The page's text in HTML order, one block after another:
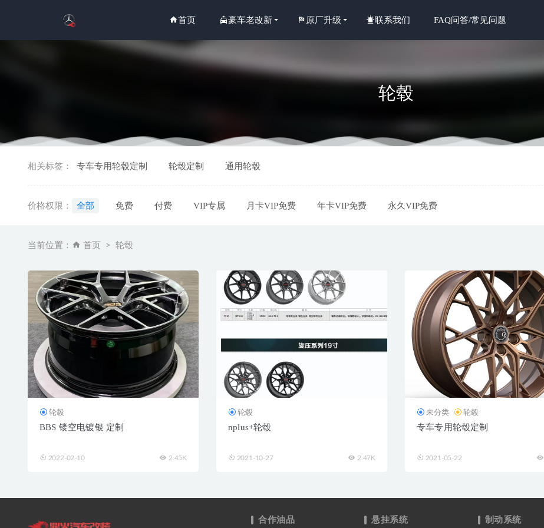
首页 豪车老改新 原厂升级 联系我们 FAQ问答/常见问题
轮毂
相关标签： 专车专用轮毂定制 轮毂定制 通用轮毂
价格权限： 全部 免费 付费 VIP专属 月卡VIP免费 年卡VIP免费 永久VIP免费
当前位置： 首页 轮毂
轮毂
BBS 镂空电镀银 定制
2022-02-10 2.45K
轮毂
nplus+轮毂
2021-10-27 2.47K
未分类 轮毂
专车专用轮毂定制
2021-05-22
合作油品 悬挂系统 制动系统